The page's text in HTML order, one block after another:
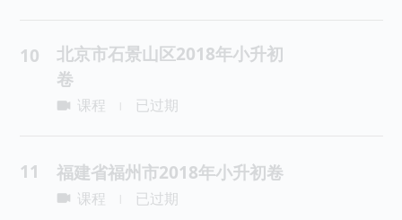
10
北京市石景山区2018年小升初
卷
课程 已过期
11 福建省福州市2018年小升初卷
课程 已过期